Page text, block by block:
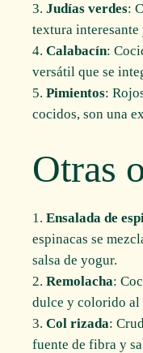
Judías verdes:
textura
Calabacín:
versátil que se
Pimientos:
cocidos, son una
Otras
Ensalada de
espinacas se
salsa de yogur.
Remolacha:
dulce y colorido al
Col rizada:
fuente de fibra y